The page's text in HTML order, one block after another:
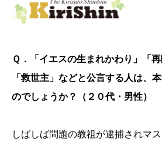
Ｑ．「イエスの生まれかわり」「再
「救世主」などと公言する人は、
のでしょうか？（２０代・男性）
しばしば問題の教祖が逮捕されマ